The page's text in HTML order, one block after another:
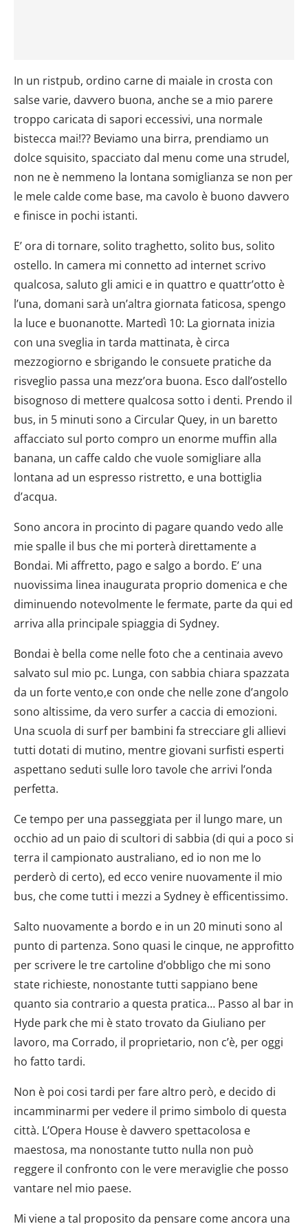
In un ristpub, ordino carne di maiale in crosta con
salse varie, davvero buona, anche se a mio parere
troppo caricata di sapori eccessivi, una normale
bistecca mai!?? Beviamo una birra, prendiamo un
dolce squisito, spacciato dal menu come una strudel,
non ne è nemmeno la lontana somiglianza se non per
le mele calde come base, ma cavolo è buono davvero
e finisce in pochi istanti.
E’ ora di tornare, solito traghetto, solito bus, solito
ostello. In camera mi connetto ad internet scrivo
qualcosa, saluto gli amici e in quattro e quattr’otto è
l’una, domani sarà un’altra giornata faticosa, spengo
la luce e buonanotte. Martedì 10: La giornata inizia
con una sveglia in tarda mattinata, è circa
mezzogiorno e sbrigando le consuete pratiche da
risveglio passa una mezz’ora buona. Esco dall’ostello
bisognoso di mettere qualcosa sotto i denti. Prendo il
bus, in 5 minuti sono a Circular Quey, in un baretto
affacciato sul porto compro un enorme muffin alla
banana, un caffe caldo che vuole somigliare alla
lontana ad un espresso ristretto, e una bottiglia
d’acqua.
Sono ancora in procinto di pagare quando vedo alle
mie spalle il bus che mi porterà direttamente a
Bondai. Mi affretto, pago e salgo a bordo. E’ una
nuovissima linea inaugurata proprio domenica e che
diminuendo notevolmente le fermate, parte da qui ed
arriva alla principale spiaggia di Sydney.
Bondai è bella come nelle foto che a centinaia avevo
salvato sul mio pc. Lunga, con sabbia chiara spazzata
da un forte vento,e con onde che nelle zone d’angolo
sono altissime, da vero surfer a caccia di emozioni.
Una scuola di surf per bambini fa strecciare gli allievi
tutti dotati di mutino, mentre giovani surfisti esperti
aspettano seduti sulle loro tavole che arrivi l’onda
perfetta.
Ce tempo per una passeggiata per il lungo mare, un
occhio ad un paio di scultori di sabbia (di qui a poco si
terra il campionato australiano, ed io non me lo
perderò di certo), ed ecco venire nuovamente il mio
bus, che come tutti i mezzi a Sydney è efficentissimo.
Salto nuovamente a bordo e in un 20 minuti sono al
punto di partenza. Sono quasi le cinque, ne approfitto
per scrivere le tre cartoline d’obbligo che mi sono
state richieste, nonostante tutti sappiano bene
quanto sia contrario a questa pratica… Passo al bar in
Hyde park che mi è stato trovato da Giuliano per
lavoro, ma Corrado, il proprietario, non c’è, per oggi
ho fatto tardi.
Non è poi cosi tardi per fare altro però, e decido di
incamminarmi per vedere il primo simbolo di questa
città. L’Opera House è davvero spettacolosa e
maestosa, ma nonostante tutto nulla non può
reggere il confronto con le vere meraviglie che posso
vantare nel mio paese.
Mi viene a tal proposito da pensare come ancora una